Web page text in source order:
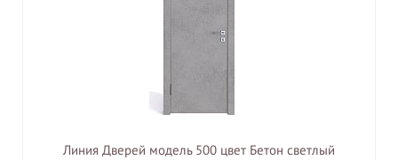
Линия Дверей модель 500 цвет Бетон светлый